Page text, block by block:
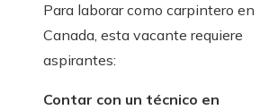
Para laborar como carpintero en
Canada, esta vacante requiere
aspirantes:
Contar con un técnico en